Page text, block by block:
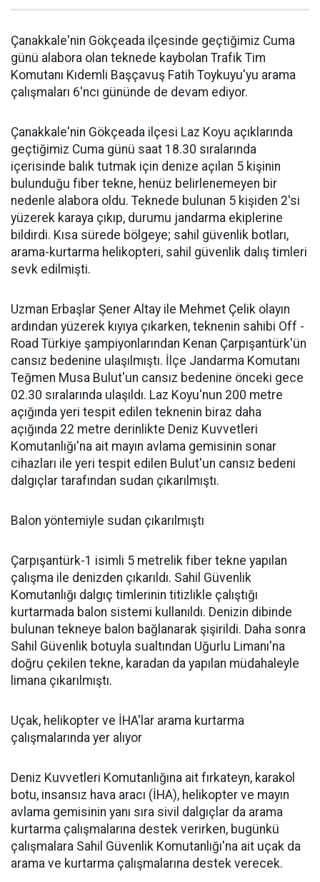
Çanakkale'nin Gökçeada ilçesinde geçtiğimiz Cuma
günü alabora olan teknede kaybolan Trafik Tim
Komutanı Kıdemli Başçavuş Fatih Toykuyu'yu arama
çalışmaları 6'ncı gününde de devam ediyor.
Çanakkale'nin Gökçeada ilçesi Laz Koyu açıklarında
geçtiğimiz Cuma günü saat 18.30 sıralarında
içerisinde balık tutmak için denize açılan 5 kişinin
bulunduğu fiber tekne, henüz belirlenemeyen bir
nedenle alabora oldu. Teknede bulunan 5 kişiden 2'si
yüzerek karaya çıkıp, durumu jandarma ekiplerine
bildirdi. Kısa sürede bölgeye; sahil güvenlik botları,
arama-kurtarma helikopteri, sahil güvenlik dalış timleri
sevk edilmişti.
Uzman Erbaşlar Şener Altay ile Mehmet Çelik olayın
ardından yüzerek kıyıya çıkarken, teknenin sahibi Off -
Road Türkiye şampiyonlarından Kenan Çarpışantürk'ün
cansız bedenine ulaşılmıştı. İlçe Jandarma Komutanı
Teğmen Musa Bulut'un cansız bedenine önceki gece
02.30 sıralarında ulaşıldı. Laz Koyu'nun 200 metre
açığında yeri tespit edilen teknenin biraz daha
açığında 22 metre derinlikte Deniz Kuvvetleri
Komutanlığı'na ait mayın avlama gemisinin sonar
cihazları ile yeri tespit edilen Bulut'un cansız bedeni
dalgıçlar tarafından sudan çıkarılmıştı.
Balon yöntemiyle sudan çıkarılmıştı
Çarpışantürk-1 isimli 5 metrelik fiber tekne yapılan
çalışma ile denizden çıkarıldı. Sahil Güvenlik
Komutanlığı dalgıç timlerinin titizlikle çalıştığı
kurtarmada balon sistemi kullanıldı. Denizin dibinde
bulunan tekneye balon bağlanarak şişirildi. Daha sonra
Sahil Güvenlik botuyla sualtından Uğurlu Limanı'na
doğru çekilen tekne, karadan da yapılan müdahaleyle
limana çıkarılmıştı.
Uçak, helikopter ve İHA'lar arama kurtarma
çalışmalarında yer alıyor
Deniz Kuvvetleri Komutanlığına ait fırkateyn, karakol
botu, insansız hava aracı (İHA), helikopter ve mayın
avlama gemisinin yanı sıra sivil dalgıçlar da arama
kurtarma çalışmalarına destek verirken, bugünkü
çalışmalara Sahil Güvenlik Komutanlığı'na ait uçak da
arama ve kurtarma çalışmalarına destek verecek.